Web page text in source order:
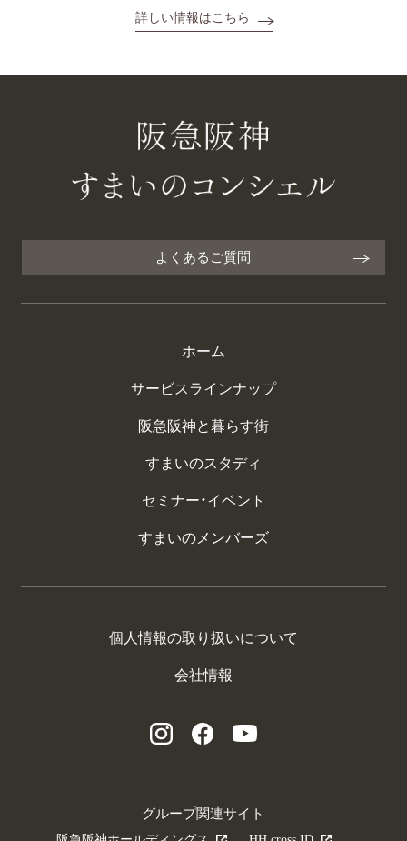
詳しい情報はこちら
よくあるご質問
ホーム
サービスラインナップ
阪急阪神と暮らす街
すまいのスタディ
セミナー・イベント
すまいのメンバーズ
個人情報の取り扱いについて
会社情報
グループ関連サイト